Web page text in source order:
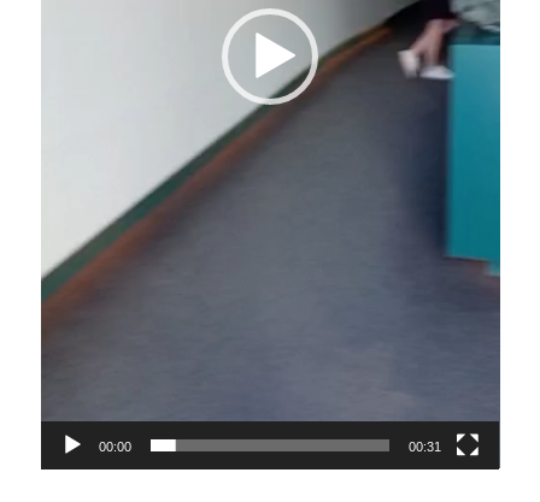
00:00 00:31